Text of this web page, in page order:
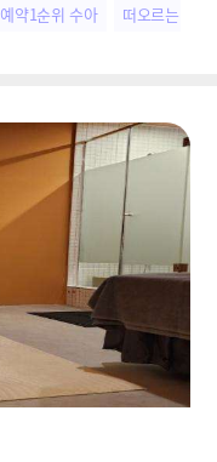
예약1순위 수아 떠오르는별 한